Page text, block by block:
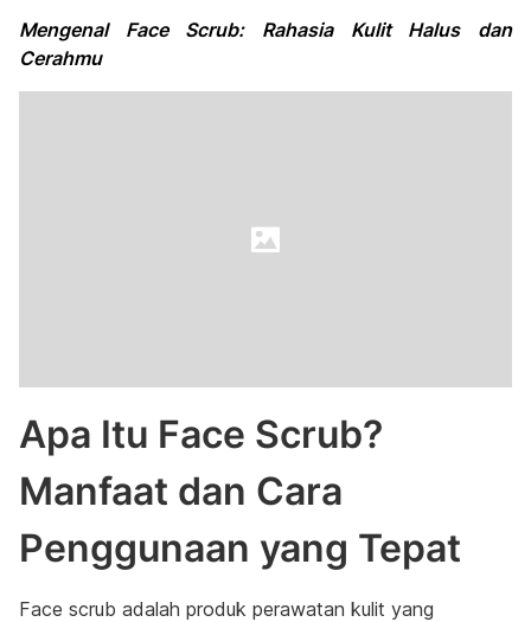
Mengenal Face Scrub: Rahasia Kulit Halus dan
Cerahmu
Apa Itu Face Scrub?
Manfaat dan Cara
Penggunaan yang Tepat
Face scrub adalah produk perawatan kulit yang